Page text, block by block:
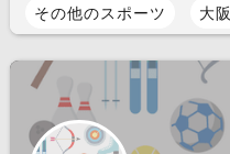
その他のスポーツ 大